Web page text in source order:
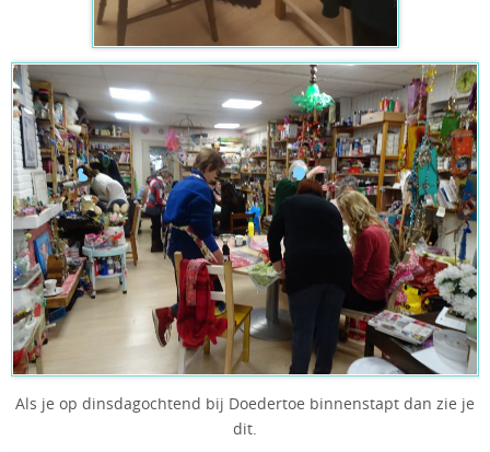
Als je op dinsdagochtend bij Doedertoe binnenstapt dan zie je
dit.